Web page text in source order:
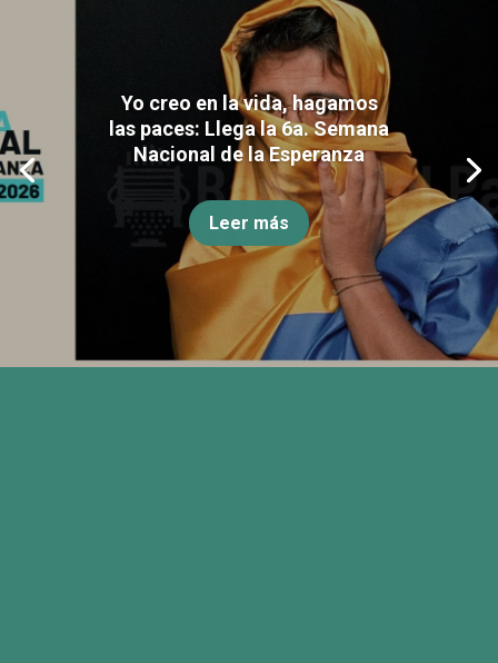
Yo creo en la vida, hagamos
las paces: Llega la 6a. Semana
Nacional de la Esperanza
Leer más